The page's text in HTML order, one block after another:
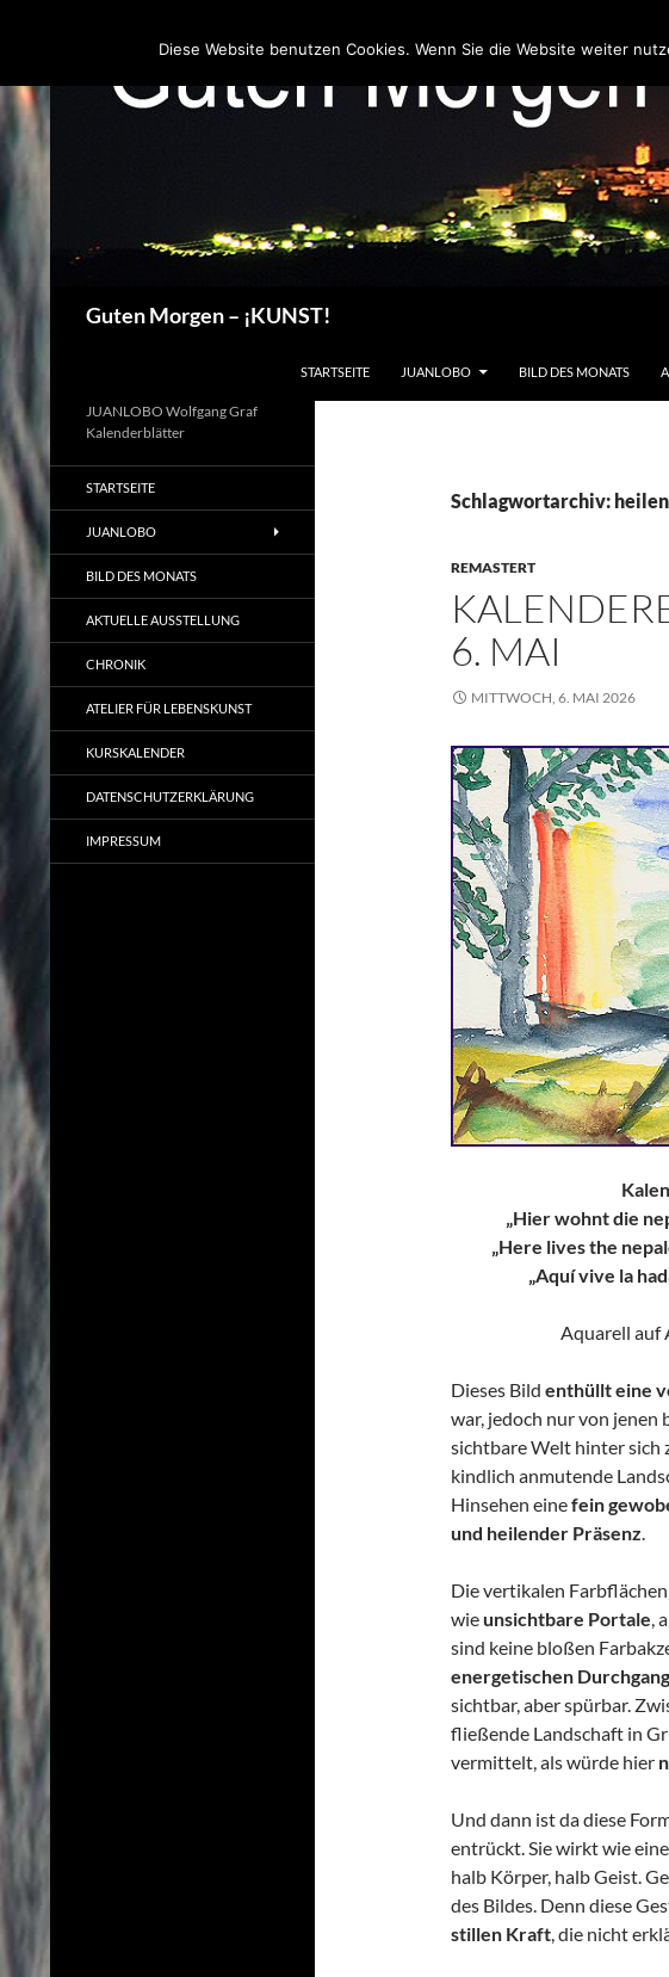
Guten Morgen – ¡KUNST!
STARTSEITE JUANLOBO BILD DES MONATS
Schlagwortarchiv: heilen
REMASTERT
6. MAI
MITTWOCH, 6. MAI 2026
„Hier wohnt die
„Here lives the
„Aquí vive la
Aquarell auf
Dieses Bild enthüllt eine
war, jedoch nur von jenen
sichtbare Welt hinter sich
kindlich anmutende
Hinsehen einefein
und heilender Präsenz
Die vertikalen
wieunsichtbare Portale ,
sind keine bloßen
energetischen
sichtbar, aber spürbar.
fließende Landschaft in
vermittelt, als würde hier
Und dann ist da diese
entrückt. Sie wirkt wie eine
halb Körper, halb Geist.
des Bildes. Denn diese
stillen Kraft , die nicht
JUANLOBO Wolfgang Graf
Kalenderblätter
STARTSEITE
JUANLOBO
BILD DES MONATS
AKTUELLE AUSSTELLUNG
CHRONIK
ATELIER FÜR LEBENSKUNST
KURSKALENDER
DATENSCHUTZERKLÄRUNG
IMPRESSUM
Diese Website benutzen Cookies. Wenn Sie die Website weiter